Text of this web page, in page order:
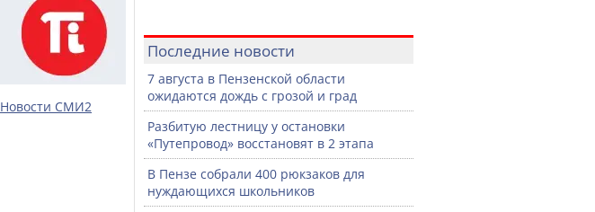
Новости СМИ2
Последние новости
7 августа в Пензенской области
ожидаются дождь с грозой и град
Разбитую лестницу у остановки
«Путепровод» восстановят в 2 этапа
В Пензе собрали 400 рюкзаков для
нуждающихся школьников